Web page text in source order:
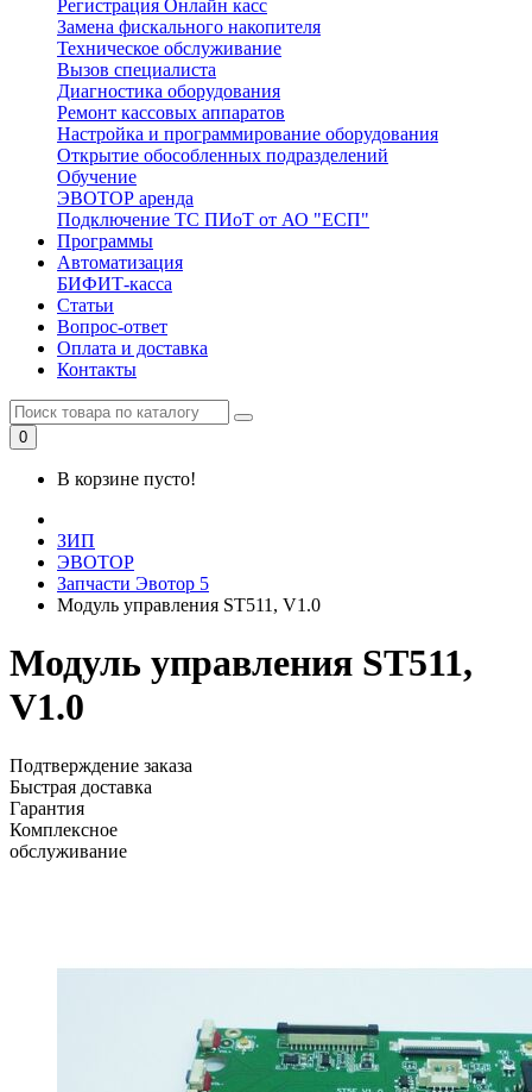
Регистрация Онлайн касс
Замена фискального накопителя
Техническое обслуживание
Вызов специалиста
Диагностика оборудования
Ремонт кассовых аппаратов
Настройка и программирование оборудования
Открытие обособленных подразделений
Обучение
ЭВОТОР аренда
Подключение ТС ПИоТ от АО "ЕСП"
Программы
Автоматизация
БИФИТ-касса
Статьи
Вопрос-ответ
Оплата и доставка
Контакты
0
В корзине пусто!
ЗИП
ЭВОТОР
Запчасти Эвотор 5
Модуль управления ST511, V1.0
Модуль управления ST511,
V1.0
Подтверждение заказа
Быстрая доставка
Гарантия
Комплексное
обслуживание